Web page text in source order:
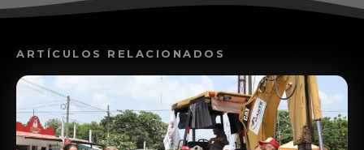
ARTÍCULOS RELACIONADOS